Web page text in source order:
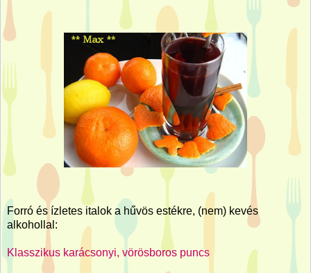
Forró és ízletes italok a hűvös estékre, (nem) kevés
alkohollal:
Klasszikus karácsonyi, vörösboros puncs